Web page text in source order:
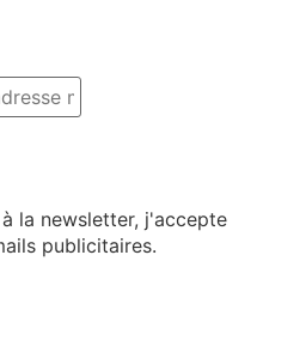
la newsletter, j'accepte
publicitaires.